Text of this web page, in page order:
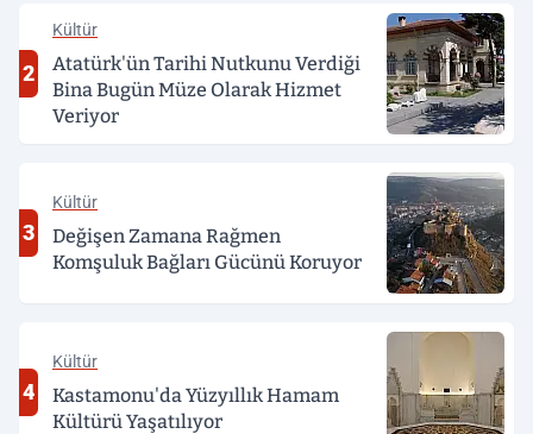
2
Kültür
Atatürk'ün Tarihi Nutkunu Verdiği
Bina Bugün Müze Olarak Hizmet
Veriyor
3
Kültür
Değişen Zamana Rağmen
Komşuluk Bağları Gücünü Koruyor
4
Kültür
Kastamonu'da Yüzyıllık Hamam
Kültürü Yaşatılıyor